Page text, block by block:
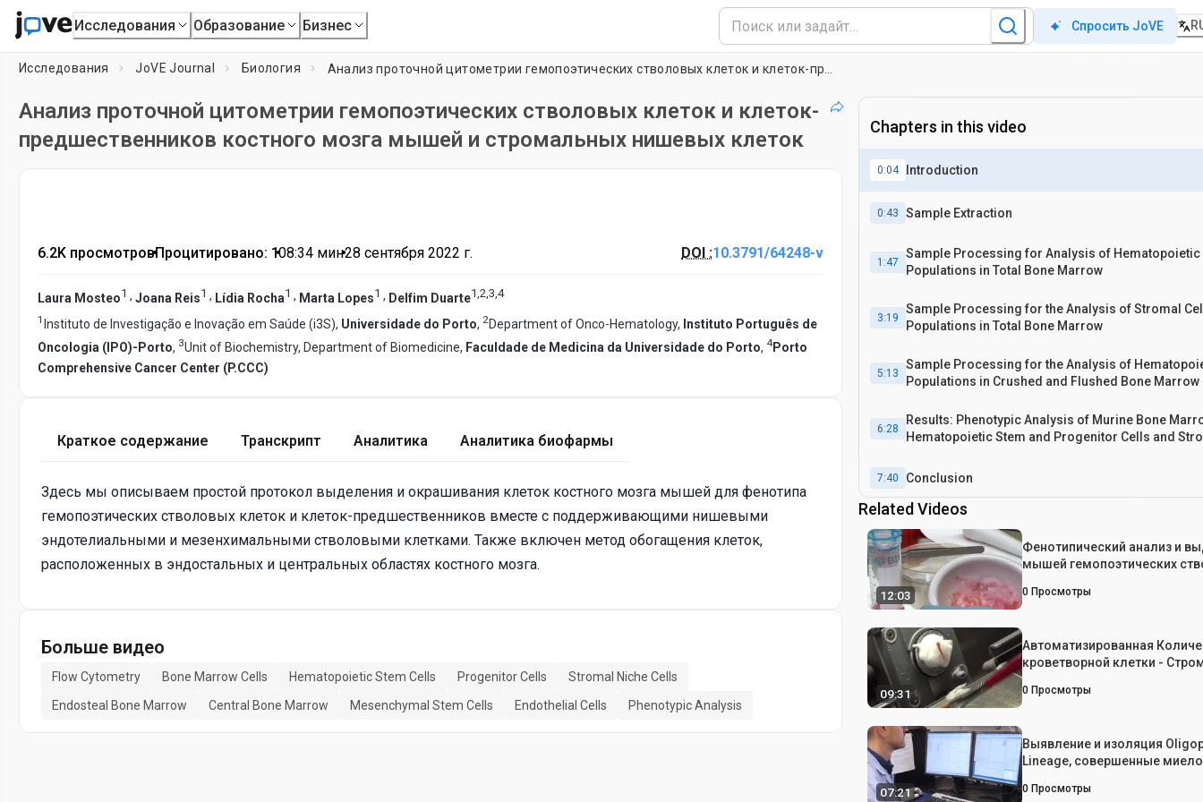
Исследования Образование Бизнес Спросить JoVE
Исследования JoVE Journal Биология
Анализ проточной цитометрии гемопоэтических стволовых клеток и клеток-
предшественников костного мозга мышей и стромальных нишевых клеток
6.2K просмотров•Процитировано: 1•08:34 мин•28 сентября 2022 г. DOI :10.3791/64248-v
Laura Mosteo1 , Joana Reis1 , Lídia Rocha1 , Marta Lopes1 , Delfim Duarte1,2,3,4
1 Instituto de Investigação e Inovação em Saúde (i3S), Universidade do Porto, 2Department of Onco-Hematology, Instituto Português de
Oncologia (IPO)-Porto, 3Unit of Biochemistry, Department of Biomedicine, Faculdade de Medicina da Universidade do Porto, 4 Porto
Comprehensive Cancer Center (P.CCC)
Краткое содержание Транскрипт Аналитика Аналитика биофармы
Здесь мы описываем простой протокол выделения и окрашивания клеток костного мозга мышей для фенотипа
гемопоэтических стволовых клеток и клеток-предшественников вместе с поддерживающими нишевыми
эндотелиальными и мезенхимальными стволовыми клетками. Также включен метод обогащения клеток,
расположенных в эндостальных и центральных областях костного мозга.
Больше видео
Flow Cytometry Bone Marrow Cells Hematopoietic Stem Cells Progenitor Cells
Stromal Niche Cells
Endosteal Bone Marrow
Central Bone Marrow Mesenchymal Stem Cells Endothelial Cells Phenotypic Analysis
Chapters in this video
0:04 Introduction
0:43 Sample Extraction
1:47
Sample Processing for Analysis of Hematopoietic
Populations in Total Bone Marrow
3:19
Sample Processing for the Analysis of Stromal
Populations in Total Bone Marrow
5:13
Sample Processing for the Analysis of
Populations in Crushed and Flushed Bone Marrow
6:28
Results: Phenotypic Analysis of Murine Bone
Hematopoietic Stem and Progenitor Cells and
7:40 Conclusion
Related Videos
12:03
Фенотипический анализ и
мышей гемопоэтических
прародителей
0 Просмотры
09:31
Автоматизированная
кроветворной клетки -
гистологических
0 Просмотры
07:21
Выявление и изоляция
Lineage, совершенные
мыши
0 Просмотры